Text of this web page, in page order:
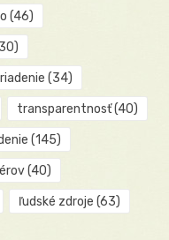
(46)
(34)
transparentnosť(40)
(145)
(40)
ľudské zdroje (63)